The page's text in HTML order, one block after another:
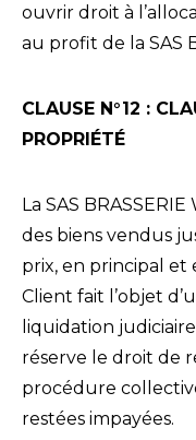
ouvrir droit à
au profit de la SAS
CLAUSE N°12 :
PROPRIÉTÉ
La SAS
des biens vendus
prix, en principal et
Client fait l’objet
liquidation judiciaire,
réserve le droit de
procédure
restées impayées.